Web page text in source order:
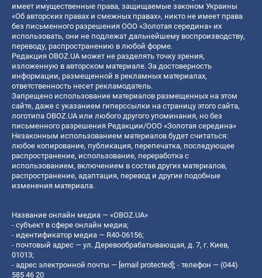
имеет имущественные права, защищаемые законом Украины
«Об авторских правах и смежных правах», никто не имеет права
без письменного разрешения ООО «Золотая середина» их
использовать, они не подлежат дальнейшему воспроизводству,
переводу, распространению в любой форме.
Редакция OBOZ.UA может не разделять точку зрения,
изложенную в авторском материале. За достоверность
информации, размещенной в рекламных материалах,
ответственность несет рекламодатель.
Запрещено использование материалов размещенных на этом
сайте, даже с указанием гиперссылки на страницу этого сайта,
логотипа OBOZ.UA или любого другого упоминания, но без
письменного разрешения Редакции/ООО «Золотая середина»
Незаконным использованием материалов будет считаться:
любое копирование, публикация, перепечатка, последующее
распространение, использование, переработка с
использованием, включением в состав других материалов,
распространение, адаптация, перевод и другие подобные
изменения материала.
Название онлайн медиа — «OBOZ.UA»
- субъект в сфере онлайн медиа;
- идентификатор медиа — R40-06156;
- почтовый адрес — ул. Деревообрабатывающая, д. 7, г. Киев,
01013;
- адрес электронной почты — [email protected]; - телефон — (044)
585 46 20